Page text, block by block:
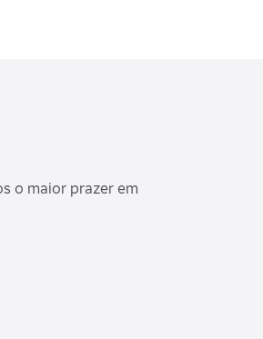
o maior prazer em